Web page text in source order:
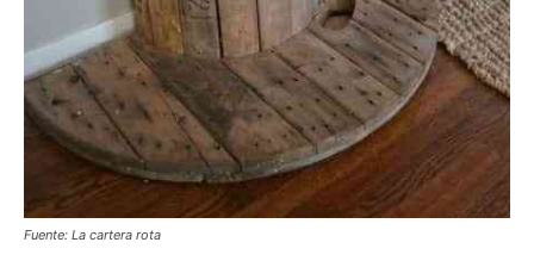
Fuente: La cartera rota